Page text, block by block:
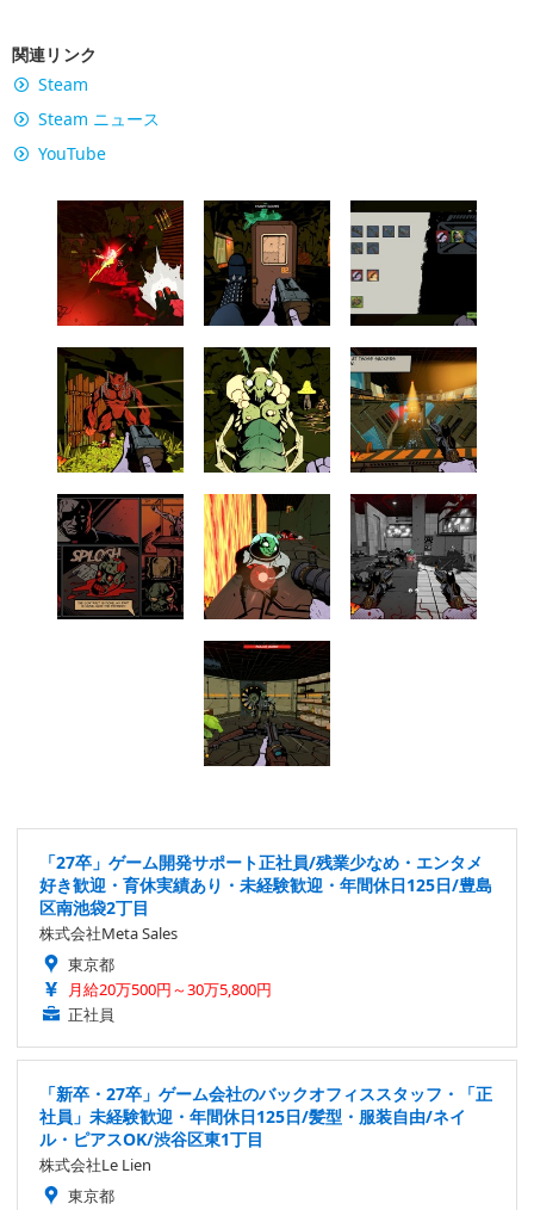
関連リンク
Steam
Steam ニュース
YouTube
「27卒」ゲーム開発サポート正社員/残業少なめ・エンタメ
好き歓迎・育休実績あり・未経験歓迎・年間休日125日/豊島
区南池袋2丁目
株式会社Meta Sales
東京都
月給20万500円～30万5,800円
正社員
「新卒・27卒」ゲーム会社のバックオフィススタッフ・「正
社員」未経験歓迎・年間休日125日/髪型・服装自由/ネイ
ル・ピアスOK/渋谷区東1丁目
株式会社Le Lien
東京都